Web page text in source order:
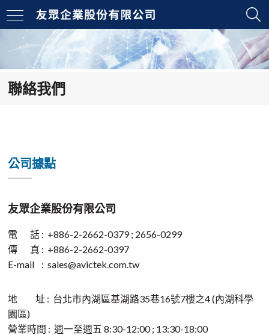
聯絡我們
公司據點
友眾企業股份有限公司
電 話 : +886-2-2662-0379 ; 2656-0299
傳 真 : +886-2-2662-0397
E-mail : sales@avictek.com.tw
地 址 : 台北市內湖區基湖路35巷16號7樓之4 (內湖科學
園區)
營業時間 : 週一至週五 8:30-12:00 ; 13:30-18:00